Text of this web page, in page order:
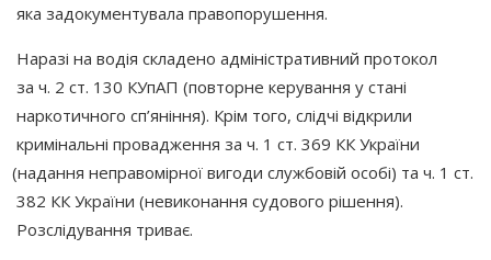
яка задокументувала правопорушення.
Наразі на водія складено адміністративний протокол
за ч. 2 ст. 130 КУпАП (повторне керування у стані
наркотичного сп’яніння). Крім того, слідчі відкрили
кримінальні провадження за ч. 1 ст. 369 КК України
(надання неправомірної вигоди службовій особі) та ч. 1 ст.
382 КК України (невиконання судового рішення).
Розслідування триває.